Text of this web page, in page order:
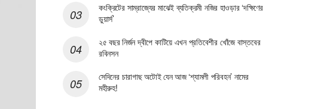
কংক্রিটের সাম্রাজ্যের মাঝেই ব্যতিক্রমী নজির হাওড়ার ‘দক্ষিণের
ডুয়ার্স’
২৫ বছর নির্জন দ্বীপে কাটিয়ে এখন প্রতিবেশীর খোঁজে বাস্তবের
রবিনসন
সেদিনের চারাগাছ অটোই যেন আজ ‘শ্যামলী পরিবহন’ নামের
মহীরুহ!